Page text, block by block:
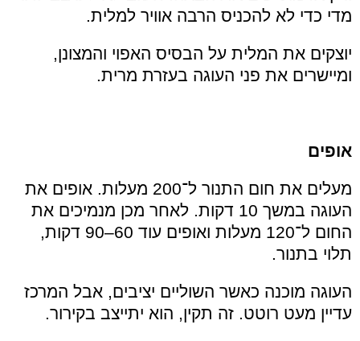
מדי כדי לא להכניס הרבה אוויר למלית.
יוצקים את המלית על הבסיס האפוי והמצונן,
ומיישרים את פני העוגה בעזרת מרית.
אופים
מעלים את חום התנור ל־200 מעלות. אופים את
העוגה במשך 10 דקות. לאחר מכן מנמיכים את
החום ל־120 מעלות ואופים עוד 60–90 דקות,
תלוי בתנור.
העוגה מוכנה כאשר השוליים יציבים, אבל המרכז
עדיין מעט רוטט. זה תקין, הוא יתייצב בקירור.